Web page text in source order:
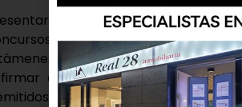
en lengua castellana, ser
en el momento del fallo del
El material de los
e indicando título y
a través del formulario